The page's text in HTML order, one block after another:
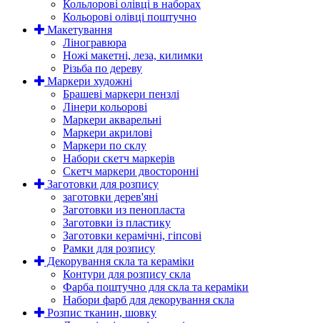
Кольлорові олівці в наборах
Кольорові олівці поштучно
Макетування
Ліногравюра
Ножі макетні, леза, килимки
Різьба по дереву
Маркери художні
Брашеві маркери пензлі
Лінери кольорові
Маркери акварельні
Маркери акрилові
Маркери по склу
Набори скетч маркерів
Скетч маркери двосторонні
Заготовки для розпису
заготовки дерев'яні
Заготовки из пенопласта
Заготовки із пластику
Заготовки керамічні, гіпсові
Рамки для розпису
Декорування скла та кераміки
Контури для розпису скла
Фарба поштучно для скла та кераміки
Набори фарб для декорування скла
Розпис тканин, шовку